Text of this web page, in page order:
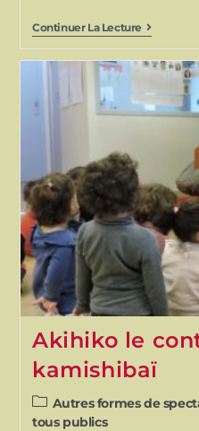
Continuer La Lecture
Akihiko le
kamishibaï
Autres formes de
tous publics